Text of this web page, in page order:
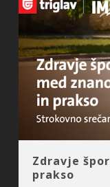
Zdravje
prakso